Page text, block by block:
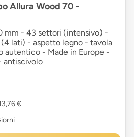
Allura Wood 70 -
mm - 43 settori (intensivo) -
lati) - aspetto legno - tavola
autentico - Made in Europe -
antiscivolo
€